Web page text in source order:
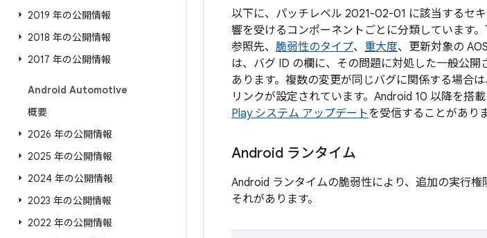
2019 年の公開情報
2018 年の公開情報
2017 年の公開情報
Android Automotive
概要
2026 年の公開情報
2025 年の公開情報
2024 年の公開情報
2023 年の公開情報
2022 年の公開情報
以下に、パッチレベル 2021-02-01 に該当するセ
響を受けるコンポーネントごとに分類しています
参照先、 脆弱性のタイプ、 重大度、更新対象の
は、バグ ID の欄に、その問題に対処した一般公
あります。複数の変更が同じバグに関係する場合
リンクが設定されています。Android 10 以降を搭
Play システム アップデートを受信することがありま
Android ランタイム
Android ランタイムの脆弱性により、追加の実行
それがあります。